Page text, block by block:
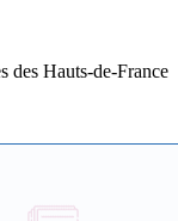
des Hauts-de-France